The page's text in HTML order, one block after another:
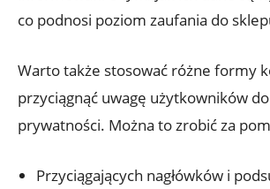
co podnosi poziom zaufania do
Warto także stosować różne formy
przyciągnąć uwagę użytkowników
prywatności. Można to zrobić za
Przyciągających nagłówków i